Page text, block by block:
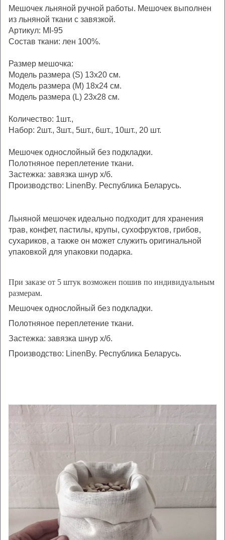
Мешочек льняной ручной работы. Мешочек выполнен
из льняной ткани с завязкой.
Артикул: MI-95
Состав ткани: лен 100%.
Размер мешочка:
Модель размера (S) 13х20 см.
Модель размера (M) 18х24 см.
Модель размера (L) 23х28 см.
Количество: 1шт.,
Набор: 2шт., 3шт., 5шт., 6шт., 10шт., 20 шт.
Мешочек однослойный без подкладки.
Полотняное переплетение ткани.
Застежка: завязка шнур х/б.
П роизводство: LinenBy. Республика Беларусь.
Льняной мешочек идеально подходит для хранения
трав, конфет, пастилы, крупы, сухофруктов, грибов,
сухариков, а также он может служить оригинальной
упаковкой для упаковки подарка.
При заказе от 5 штук возможен пошив по индивидуальным
размерам.
Мешочек однослойный без подкладки.
Полотняное переплетение ткани.
Застежка: завязка шнур х/б.
П роизводство: LinenBy. Республика Беларусь.